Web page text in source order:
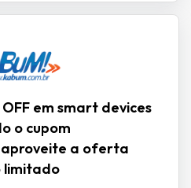
OFF em smart devices
o cupom
aproveite a oferta
limitado